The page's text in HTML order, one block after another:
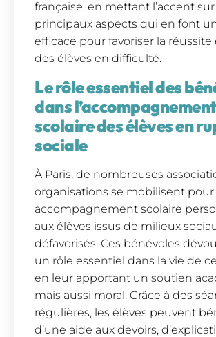
française, en mettant l’accent
principaux aspects qui en font
efficace pour favoriser la réussite
des élèves en difficulté.
Le rôle essentiel des
dans l’accompagnement
scolaire des élèves en
sociale
À Paris, de nombreuses
organisations se mobilisent
accompagnement scolaire
aux élèves issus de milieux
défavorisés. Ces bénévoles
un rôle essentiel dans la vie de
en leur apportant un soutien
mais aussi moral. Grâce à des
régulières, les élèves peuvent
d’une aide aux devoirs,